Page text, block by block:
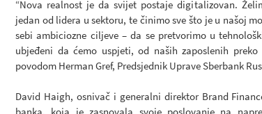
“Nova realnost je da svijet postaje digitalizovan.
jedan od lidera u sektoru, te činimo sve što je u našoj
sebi ambiciozne ciljeve – da se pretvorimo u
ubjeđeni da ćemo uspjeti, od naših zaposlenih
povodom Herman Gref, Predsjednik Uprave Sberbank
David Haigh, osnivač i generalni direktor Brand